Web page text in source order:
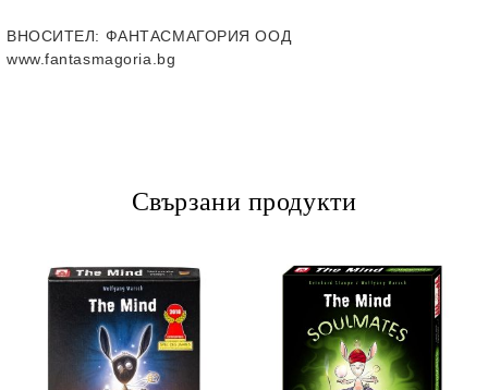
ВНОСИТЕЛ: ФАНТАСМАГОРИЯ ООД
www.fantasmagoria.bg
Свързани продукти